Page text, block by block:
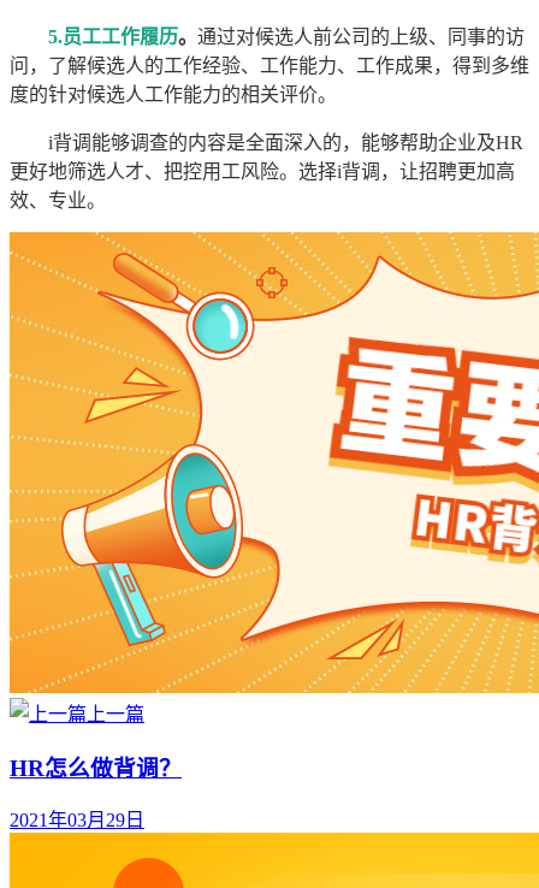
5.员工工作履历。 通过对候选人前公司的上级、同事的访
问，了解候选人的工作经验、工作能力、工作成果，得到多维
度的针对候选人工作能力的相关评价。
i背调能够调查的内容是全面深入的，能够帮助企业及HR
更好地筛选人才、把控用工风险。选择i背调，让招聘更加高
效、专业。
上一篇
HR怎么做背调？
2021年03月29日